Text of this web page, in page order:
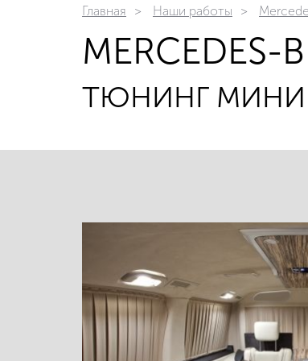
Главная Наши работы
MERCEDES-
ТЮНИНГ